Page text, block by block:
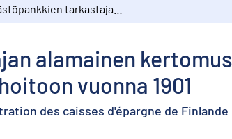
alamainen
vuonna 1901
des caisses d'épargne de Finlande